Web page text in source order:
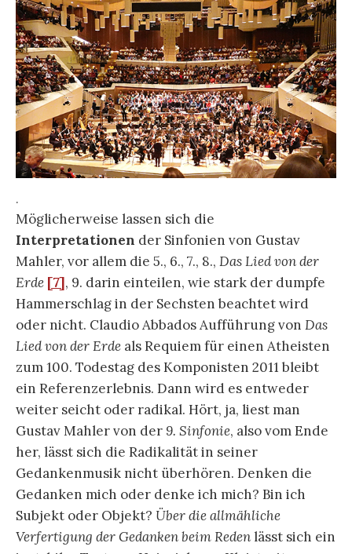
.
Möglicherweise lassen sich die
Interpretationen der Sinfonien von Gustav
Mahler, vor allem die 5., 6., 7., 8., Das Lied von der
Erde [7], 9. darin einteilen, wie stark der dumpfe
Hammerschlag in der Sechsten beachtet wird
oder nicht. Claudio Abbados Aufführung von Das
Lied von der Erde als Requiem für einen Atheisten
zum 100. Todestag des Komponisten 2011 bleibt
ein Referenzerlebnis. Dann wird es entweder
weiter seicht oder radikal. Hört, ja, liest man
Gustav Mahler von der 9. Sinfonie, also vom Ende
her, lässt sich die Radikalität in seiner
Gedankenmusik nicht überhören. Denken die
Gedanken mich oder denke ich mich? Bin ich
Subjekt oder Objekt? Über die allmähliche
Verfertigung der Gedanken beim Redenlässt sich ein